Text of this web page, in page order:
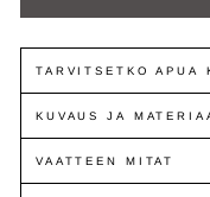
TARVITSETKO APUA
KUVAUS JA
VAATTEEN MITAT